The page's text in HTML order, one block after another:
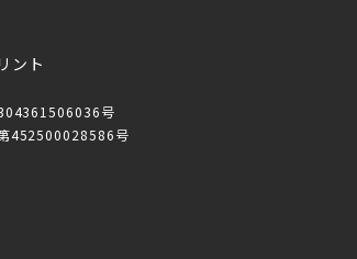
ント
号
452500028586号